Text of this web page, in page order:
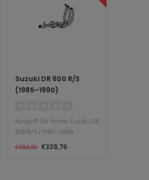
Suzuki DR 600 R/S
(1985–1990)
Auspuff für Arrow Suzuki DR
600 R/S (1985–1990).
Lieferzeit: 1–4 Wochen...
€384,95 €338,76